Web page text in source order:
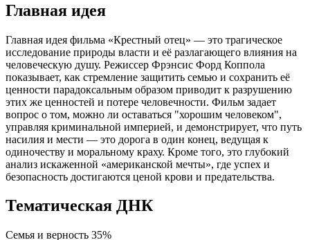
Главная идея
Главная идея фильма «Крестный отец» — это трагическое
исследование природы власти и её разлагающего влияния на
человеческую душу. Режиссер Фрэнсис Форд Коппола
показывает, как стремление защитить семью и сохранить её
ценности парадоксальным образом приводит к разрушению
этих же ценностей и потере человечности. Фильм задает
вопрос о том, можно ли оставаться "хорошим человеком",
управляя криминальной империей, и демонстрирует, что путь
насилия и мести — это дорога в один конец, ведущая к
одиночеству и моральному краху. Кроме того, это глубокий
анализ искаженной «американской мечты», где успех и
безопасность достигаются ценой крови и предательства.
Тематическая ДНК
Семья и верность 35%